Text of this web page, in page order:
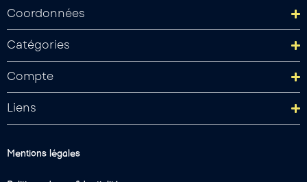
Coordonnées
Catégories
Compte
Liens
Mentions légales